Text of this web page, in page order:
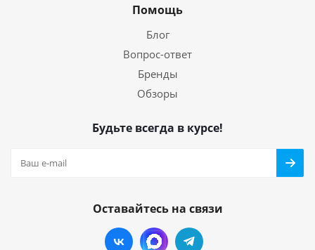
Помощь
Блог
Вопрос-ответ
Бренды
Обзоры
Будьте всегда в курсе!
Оставайтесь на связи